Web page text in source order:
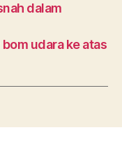
dalam
udara ke atas